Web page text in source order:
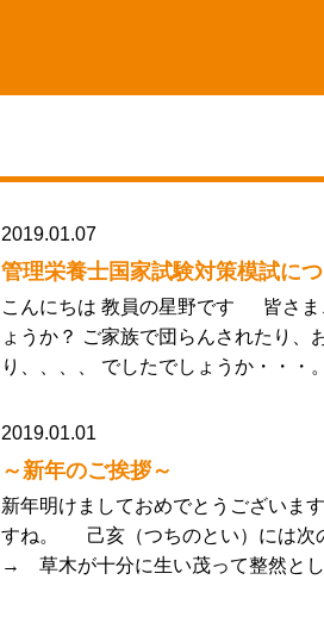
2019.01.07
管理栄養士国家試験対策模試に
こんにちは 教員の星野です 皆さま
ょうか？ ご家族で団らんされたり、
り、、、、 でしたでしょうか・・
2019.01.01
～新年のご挨拶～
新年明けましておめでとうござい
すね。 己亥（つちのとい）には
→ 草木が十分に生い茂って整